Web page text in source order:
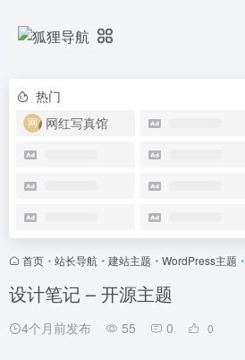
热门
网红写真馆
首页 • 站长导航 • 建站主题 • WordPress主题 •
设计笔记 – 开源主题
4个月前发布 55 0 0